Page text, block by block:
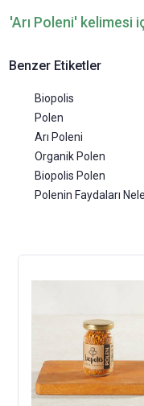
'Arı Poleni' kelimesi
Benzer Etiketler
Biopolis
Polen
Arı Poleni
Organik Polen
Biopolis Polen
Polenin Faydaları